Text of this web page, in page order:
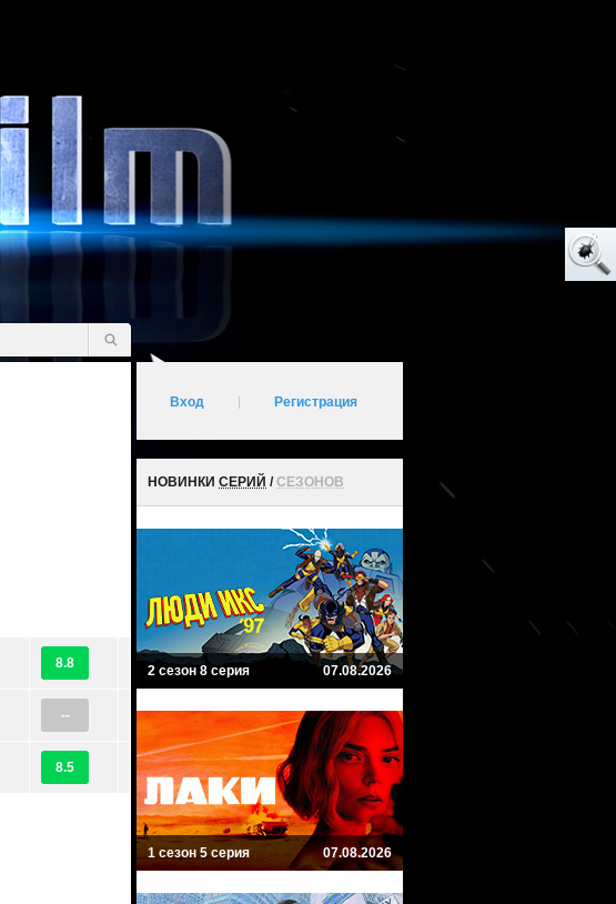
8.8
--
8.5
Вход Регистрация
НОВИНКИ СЕРИЙ /СЕЗОНОВ
2 сезон 8 серия 07.08.2026
1 сезон 5 серия 07.08.2026